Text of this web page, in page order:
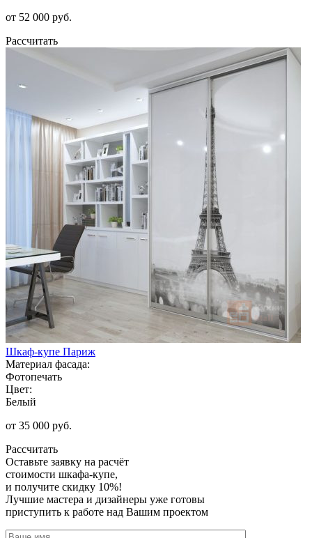
от 52 000 руб.
Рассчитать
Шкаф-купе Париж
Материал фасада:
Фотопечать
Цвет:
Белый
от 35 000 руб.
Рассчитать
Оставьте заявку на расчёт
стоимости шкафа-купе,
и получите скидку 10%!
Лучшие мастера и дизайнеры уже готовы
приступить к работе над Вашим проектом